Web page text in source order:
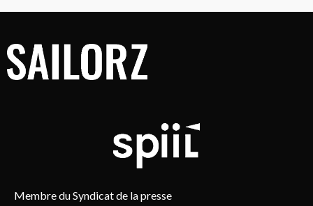
Membre du Syndicat de la presse